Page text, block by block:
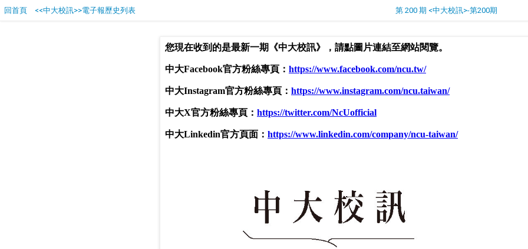
回首頁 <<中大校訊>>電子報歷史列表 第 200 期 <中大校訊>-第200期